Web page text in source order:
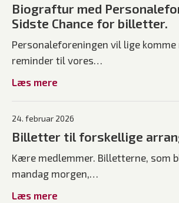
Biograftur med
Sidste Chance for billetter.
Personaleforeningen vil lige
reminder til vores…
Læs mere
Billetter til forskellige
24. februar 2026
Kære medlemmer. Billetterne, som
mandag morgen,…
Læs mere